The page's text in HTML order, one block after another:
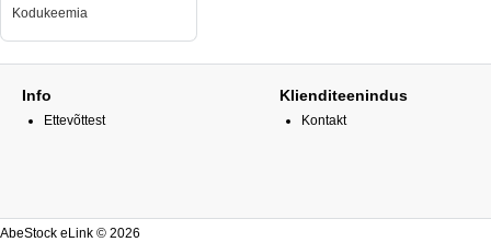
Kodukeemia
Info
Ettevõttest
Klienditeenindus
Kontakt
AbeStock eLink © 2026